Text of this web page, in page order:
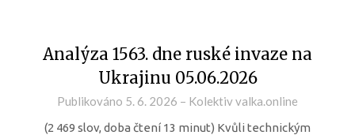
Analýza 1563. dne ruské invaze na
Ukrajinu 05.06.2026
Publikováno 5. 6. 2026 – Kolektiv valka.online
(2 469 slov, doba čtení 13 minut) Kvůli technickým